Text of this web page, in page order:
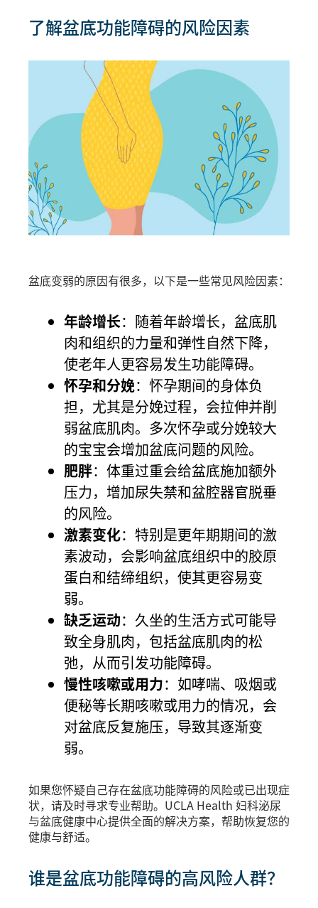
了解盆底功能障碍的风险因素
盆底变弱的原因有很多，以下是一些常见风险因素：
年龄增长：随着年龄增长，盆底肌
肉和组织的力量和弹性自然下降，
使老年人更容易发生功能障碍。
怀孕和分娩：怀孕期间的身体负
担，尤其是分娩过程，会拉伸并削
弱盆底肌肉。多次怀孕或分娩较大
的宝宝会增加盆底问题的风险。
肥胖：体重过重会给盆底施加额外
压力，增加尿失禁和盆腔器官脱垂
的风险。
激素变化：特别是更年期期间的激
素波动，会影响盆底组织中的胶原
蛋白和结缔组织，使其更容易变
弱。
缺乏运动：久坐的生活方式可能导
致全身肌肉，包括盆底肌肉的松
弛，从而引发功能障碍。
慢性咳嗽或用力：如哮喘、吸烟或
便秘等长期咳嗽或用力的情况，会
对盆底反复施压，导致其逐渐变
弱。
如果您怀疑自己存在盆底功能障碍的风险或已出现症
状，请及时寻求专业帮助。UCLA Health 妇科泌尿
与盆底健康中心提供全面的解决方案，帮助恢复您的
健康与舒适。
谁是盆底功能障碍的高风险人群？